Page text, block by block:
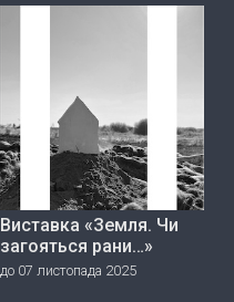
Виставка «Земля. Чи
загояться рани…»
до 07 листопада 2025